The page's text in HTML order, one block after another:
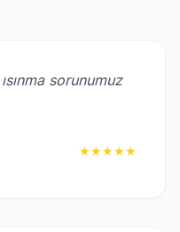
sorunumuz
★★★★★